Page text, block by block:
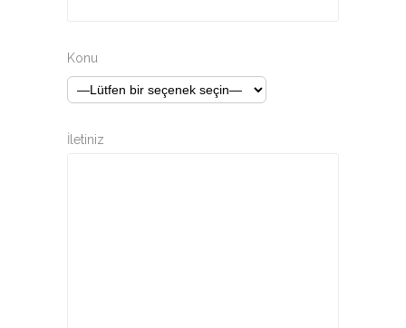
Konu
İletiniz